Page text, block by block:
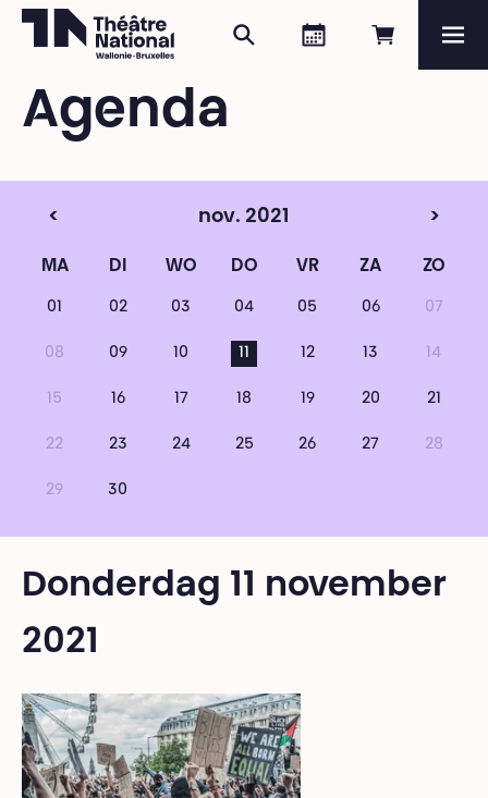
Online
Agenda
Zoeken
Agenda
< nov. 2021 >
MA DI WO DO VR ZA ZO
01 02 03 04 05 06 07
08 09 10 11 12 13 14
15 16 17 18 19 20 21
22 23 24 25 26 27 28
29 30
Donderdag 11 november
2021